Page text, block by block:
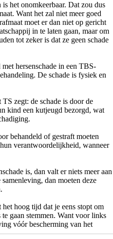
het onomkeerbaar. Dat zou dus
Want het zal niet meer goed
moet er dan niet op gericht
in te laten gaan, maar om
tot zeker is dat ze geen schade
hersenschade in een TBS-
De schade is fysiek en
zegt: de schade is door de
kind een kutjeugd bezorgd, wat
behandeld of gestraft moeten
verantwoordelijkheid, wanneer
is, dan valt er niets meer aan
dan moeten deze
hoog tijd dat je eens stopt om
gaan stemmen. Want voor links
vóór bescherming van het